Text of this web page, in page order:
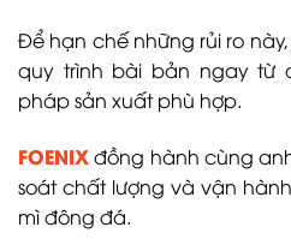
Để hạn chế những rủi ro
quy trình bài bản ngay từ
pháp sản xuất phù hợp.
FOENIXđồng hành cùng
soát chất lượng và vận
mì đông đá.